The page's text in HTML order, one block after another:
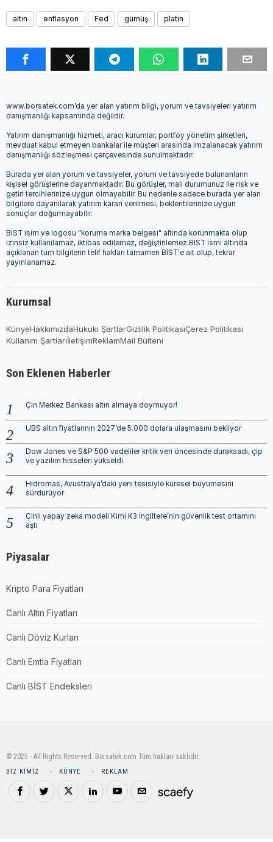
altın enflasyon Fed gümüş platin
www.borsatek.com’da yer alan yatırım bilgi, yorum ve tavsiyeleri yatırım
danışmanlığı kapsamında değildir.
Yatırım danışmanlığı hizmeti, aracı kurumlar, portföy yönetim şirketleri,
mevduat kabul etmeyen bankalar ile müşteri arasında imzalanacak yatırım
danışmanlığı sözleşmesi çerçevesinde sunulmaktadır.
Burada yer alan yorum ve tavsiyeler, yorum ve tavsiyede bulunanların
kişisel görüşlerine dayanmaktadır. Bu görüşler, mali durumunuz ile risk ve
getiri tercihlerinize uygun olmayabilir. Bu nedenle sadece burada yer alan
bilgilere dayanılarak yatırım kararı verilmesi, beklentilerinize uygun
sonuçlar doğurmayabilir.
BIST isim ve logosu "koruma marka belgesi" altında korunmakta olup
izinsiz kullanılamaz, iktibas edilemez, değiştirilemez.BIST ismi altında
açıklanan tüm bilgilerin telif hakları tamamen BIST'e ait olup, tekrar
yayınlanamaz.
Kurumsal
KünyeHakkımızdaHukuki ŞartlarGizlilik PolitikasıÇerez Politikası
Kullanım ŞartlarıİletişimReklamMail Bülteni
Son Eklenen Haberler
Çin Merkez Bankası altın almaya doymuyor!
UBS altın fiyatlarının 2027’de 5.000 dolara ulaşmasını bekliyor
Dow Jones ve S&P 500 vadeliler kritik veri öncesinde duraksadı, çip
ve yazılım hisseleri yükseldi
Hidromas, Avustralya’daki yeni tesisiyle küresel büyümesini
sürdürüyor
Çinli yapay zeka modeli Kimi K3 İngiltere’nin güvenlik test ortamını
aştı
Piyasalar
Kripto Para Fiyatları
Canlı Altın Fiyatları
Canlı Döviz Kurları
Canlı Emtia Fiyatları
Canlı BİST Endeksleri
© 2025 - All Rights Reserved. Borsatek.com Tüm hakları saklıdır.
BIZ KIMIZ KÜNYE REKLAM